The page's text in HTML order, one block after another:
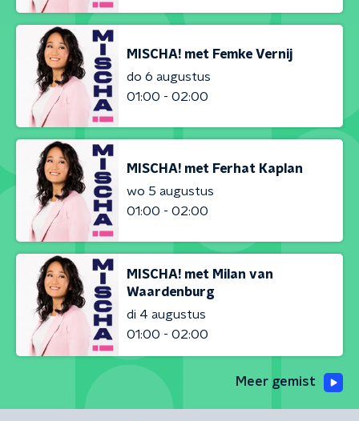
MISCHA! met Femke Vernij
do 6 augustus
01:00 - 02:00
MISCHA! met Ferhat Kaplan
wo 5 augustus
01:00 - 02:00
MISCHA! met Milan van
Waardenburg
di 4 augustus
01:00 - 02:00
Meer gemist